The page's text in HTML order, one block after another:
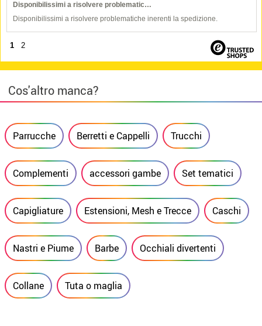
Disponibilissimi a risolvere problematic…
Disponibilissimi a risolvere problematiche inerenti la spedizione.
1 2
Cos'altro manca?
Parrucche Berretti e Cappelli Trucchi
Complementi accessori gambe Set tematici
Capigliature Estensioni, Mesh e Trecce Caschi
Nastri e Piume Barbe Occhiali divertenti
Collane Tuta o maglia